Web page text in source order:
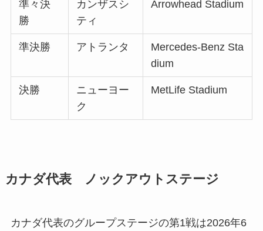
準々決
勝
カンザスシ
ティ
Arrowhead Stadium
準決勝 アトランタ
Mercedes-Benz Sta
dium
決勝
ニューヨー
ク
MetLife Stadium
カナダ代表 ノックアウトステージ
カナダ代表のグループステージの第1戦は2026年6